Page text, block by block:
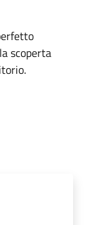
scoperta